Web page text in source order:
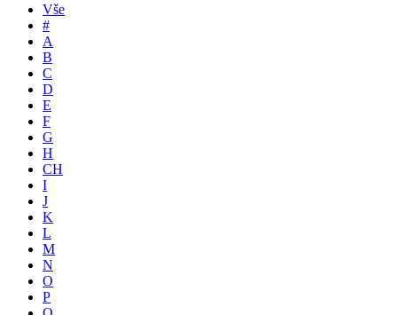
Vše
#
A
B
C
D
E
F
G
H
CH
I
J
K
L
M
N
O
P